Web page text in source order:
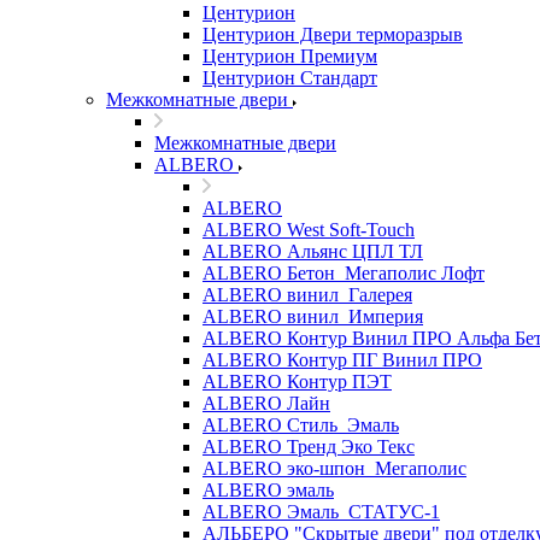
Центурион
Центурион Двери терморазрыв
Центурион Премиум
Центурион Стандарт
Межкомнатные двери
Межкомнатные двери
ALBERO
ALBERO
ALBERO West Soft-Touch
ALBERO Альянс ЦПЛ ТЛ
ALBERO Бетон_Мегаполис Лофт
ALBERO винил_Галерея
ALBERO винил_Империя
ALBERO Контур Винил ПРО Альфа
ALBERO Контур ПГ Винил ПРО
ALBERO Контур ПЭТ
ALBERO Лайн
ALBERO Стиль_Эмаль
ALBERO Тренд Эко Текс
ALBERO эко-шпон_Мегаполис
ALBERO эмаль
ALBERO Эмаль_СТАТУС-1
АЛЬБЕРО "Скрытые двери" под